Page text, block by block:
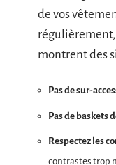
de vos
montrent des
Pas de sur-
Pas de baskets
Respectez les
contrastes trop